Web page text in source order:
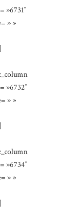
»6731″
» »
»6732″
» »
»6734″
» »